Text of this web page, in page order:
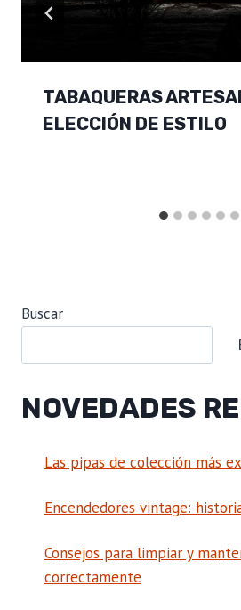
TABAQUERAS
ELECCIÓN DE ESTILO
Buscar
NOVEDADES
Las pipas de colección más
Encendedores vintage:
Consejos para limpiar y
correctamente